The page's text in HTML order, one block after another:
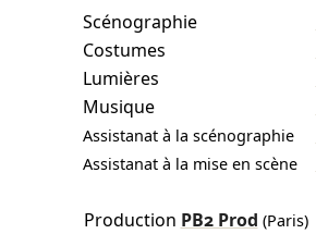
Scénographie
Costumes
Lumières
Musique
Assistanat à la scénographie
Assistanat à la mise en scène
Production PB2 Prod (Paris)